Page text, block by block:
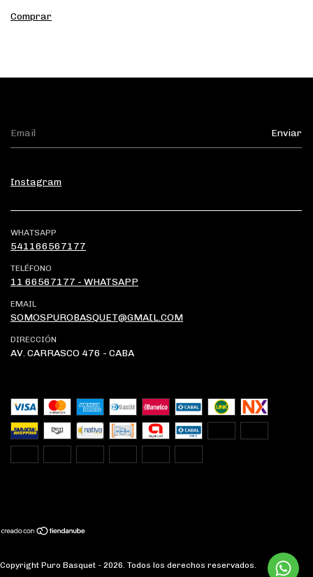
Comprar
Instagram
WHATSAPP
541166567177
TELÉFONO
11 66567177 - WHATSAPP
EMAIL
SOMOSPUROBASQUET@GMAIL.COM
DIRECCIÓN
AV. CARRASCO 476 - CABA
Copyright Puro Basquet - 2026. Todos los derechos reservados.